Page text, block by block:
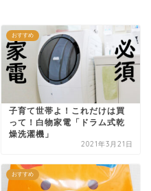
おすすめ
子育て世帯よ！これだけは買
って！白物家電「ドラム式乾
燥洗濯機」
2021年3月21日
おすすめ